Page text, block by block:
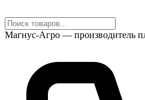
Магнус-Агро — производитель